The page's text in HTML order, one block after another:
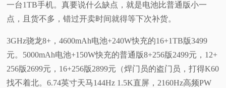
一台1TB手机。真要说什么缺点，就是电池比普通版小一
点，且货不多，错过开卖时间就得等下次补货。
3GHz骁龙8+，4600mAh电池+240W快充的16+1TB版3499
元。5000mAh电池+150W快充的普通版8+256版2499元，12+
256版2699元，16+256版2899元（焊门员的盗门员，打得K60
找不着北。6.74英寸天马144Hz 1.5K直屏，2160Hz高频PW